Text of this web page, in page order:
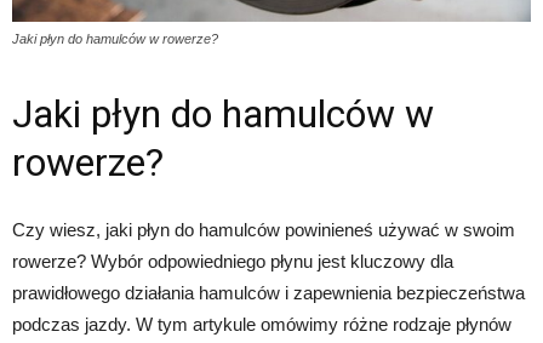
Jaki płyn do hamulców w rowerze?
Jaki płyn do hamulców w
rowerze?
Czy wiesz, jaki płyn do hamulców powinieneś używać w swoim
rowerze? Wybór odpowiedniego płynu jest kluczowy dla
prawidłowego działania hamulców i zapewnienia bezpieczeństwa
podczas jazdy. W tym artykule omówimy różne rodzaje płynów